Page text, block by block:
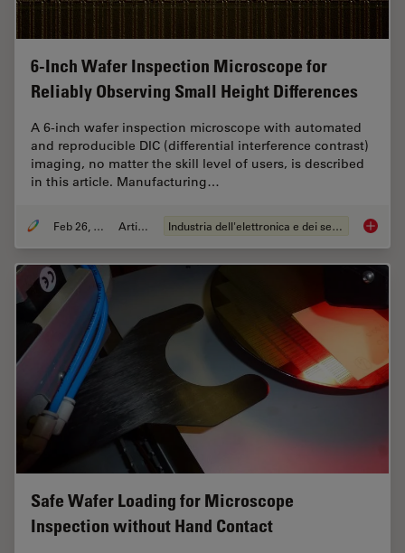
6-Inch Wafer Inspection Microscope for
Reliably Observing Small Height Differences
A 6-inch wafer inspection microscope with automated
and reproducible DIC (differential interference contrast)
imaging, no matter the skill level of users, is described
in this article. Manufacturing…
Feb 26, 2026 Articolo Industria dell'elettronica e dei semiconduttori 6-Inch
Safe Wafer Loading for Microscope
Inspection without Hand Contact